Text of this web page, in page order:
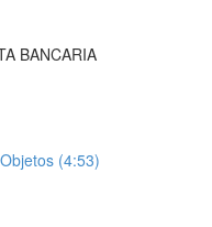
BANCARIA
(4:53)